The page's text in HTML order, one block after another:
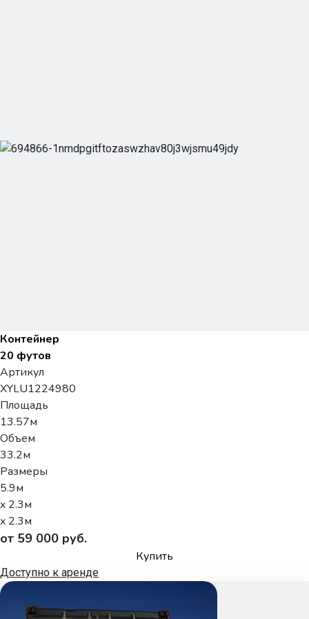
Контейнер
20 футов
Артикул
XYLU1224980
Площадь
13.57м
Объем
33.2м
Размеры
5.9м
x 2.3м
x 2.3м
от 59 000 руб.
Купить
Доступно к аренде